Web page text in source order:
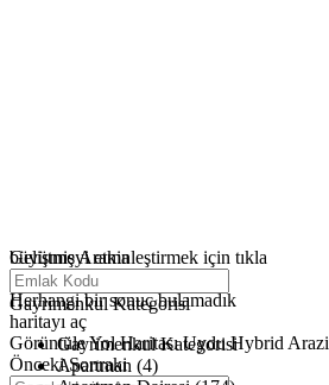
büyütmeyi etkinleştirmek için tıkla
Haritalar yükleniyor
Herhangi bir sonuç bulamadık
haritayı aç
GörüntüleYol Haritası Uydu Hybrid Arazi
Önceki Sonraki
Gelişmiş Arama
Gayrimenkul Kategorisi
Gayrimenkul Kategorisi
Apartman (4)